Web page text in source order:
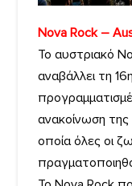
Nova Rock –
To αυστριακό
αναβάλλει τη
ανακοίνωση
οποία όλες οι